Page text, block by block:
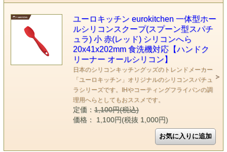
ユーロキッチン eurokitchen 一体型ホー
ルシリコンスクープ(スプーン型スパチ
ュラ) 小 赤(レッド) シリコンへら
20x41x202mm 食洗機対応【ハンドク
リーナー オールシリコン】
日本のシリコンキッチングッズのトレンドメーカー
「ユーロキッチン」オリジナルのシリコンスパチュ
ラシリーズです。IHやコーティングフライパンの調
理用へらとしてもおススメです。
定価：1,100円(税込)
価格： 1,100円(税抜 1,000円)